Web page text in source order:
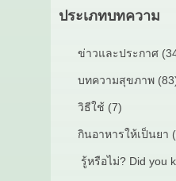
ประเภทบทความ
ข่าวและประกาศ
บทความสุขภาพ
วิธีใช้ (7)
กินอาหารให้เป็นยา
รู้หรือไม่? Did you